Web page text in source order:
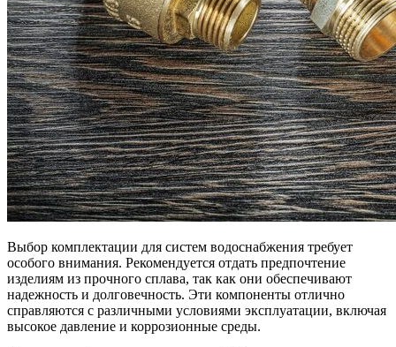
Выбор комплектации для систем водоснабжения требует
особого внимания. Рекомендуется отдать предпочтение
изделиям из прочного сплава, так как они обеспечивают
надежность и долговечность. Эти компоненты отлично
справляются с различными условиями эксплуатации, включая
высокое давление и коррозионные среды.